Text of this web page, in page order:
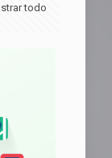
todo